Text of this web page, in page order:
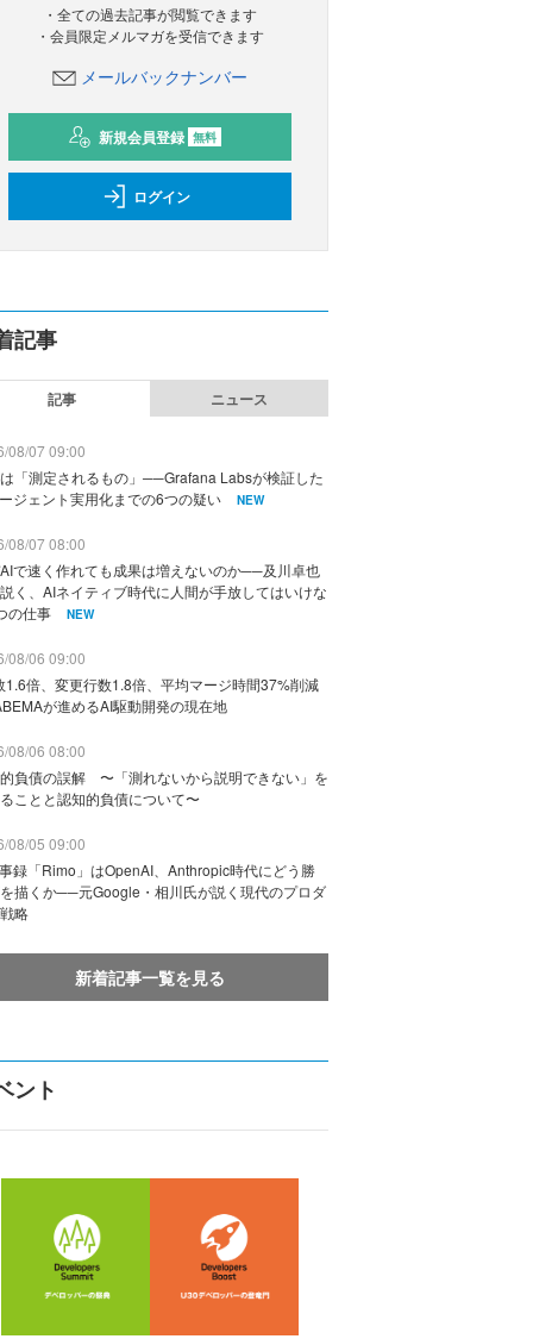
・全ての過去記事が閲覧できます
・会員限定メルマガを受信できます
メールバックナンバー
新規会員登録 無料
ログイン
記事
記事 ニュース
08/07 09:00
「測定されるもの」──Grafana Labsが検証した
ジェント実用化までの6つの疑い
NEW
08/07 08:00
で速く作れても成果は増えないのか──及川卓也
く、AIネイティブ時代に人間が手放してはいけな
の仕事
NEW
08/06 09:00
1.6倍、変更行数1.8倍、平均マージ時間37%削減
が進めるAI駆動開発の現在地
08/06 08:00
負債の誤解 〜「測れないから説明できない」を
ことと認知的負債について〜
08/05 09:00
録「Rimo」はOpenAI、Anthropic時代にどう勝
描くか──元Google・相川氏が説く現代のプロダ
略
新着記事一覧を見る
ント